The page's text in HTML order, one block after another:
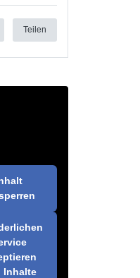
Teilen
Inhalte